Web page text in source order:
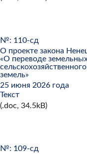
№: 110-сд
О проекте закона
«О переводе
земель»
25 июня 2026 года
Текст
(.doc, 34.5kB)
№: 109-сд